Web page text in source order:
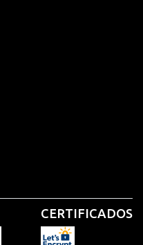
CERTIFICADOS